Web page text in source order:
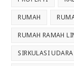
RUMAH
RUMAH RAMAH
SIRKULASI UDARA